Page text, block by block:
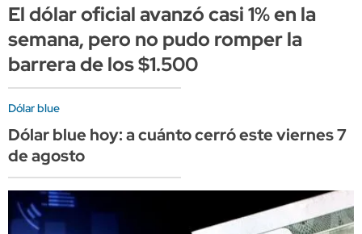
El dólar oficial avanzó casi 1% en la
semana, pero no pudo romper la
barrera de los $1.500
Dólar blue
Dólar blue hoy: a cuánto cerró este viernes 7
de agosto